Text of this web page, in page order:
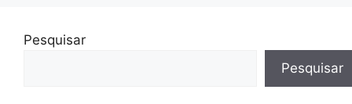
Pesquisar
Pesquisar